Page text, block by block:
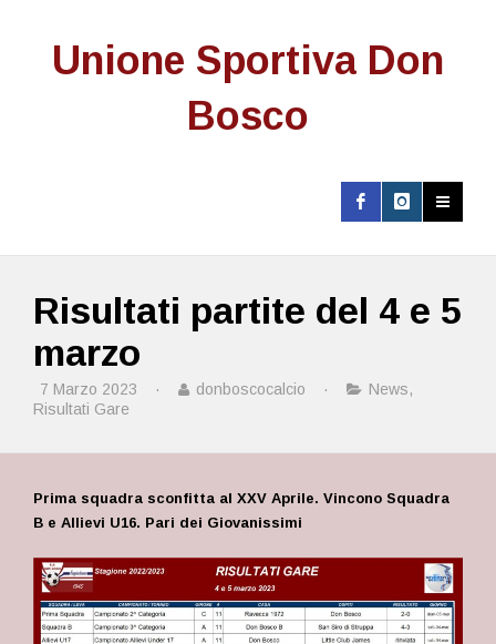
Unione Sportiva Don
Bosco
Risultati partite del 4 e 5
marzo
7 Marzo 2023 · donboscocalcio · News,
Risultati Gare
Prima squadra sconfitta al XXV Aprile. Vincono Squadra
B e Allievi U16. Pari dei Giovanissimi